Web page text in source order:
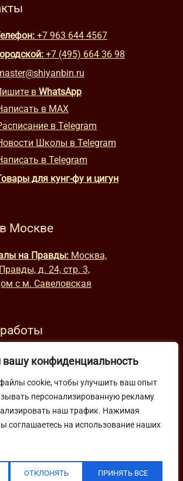
конфиденциальность
cookie, чтобы улучшить ваш опыт
персонализированную рекламу
наш трафик. Нажимая
соглашаетесь на использование наших
ОТКЛОНЯТЬ ПРИНЯТЬ ВСЕ
+7 963 644 4567
+7 (495) 664 36 98
в WhatsApp
в MAX
в Telegram
Школы в Telegram
в Telegram
для кунг-фу и цигун
Москве
на Правды: Москва,
д. 24, стр. 3,
с м. Савеловская
с 9:00 до 22:00
на нашу рассылку